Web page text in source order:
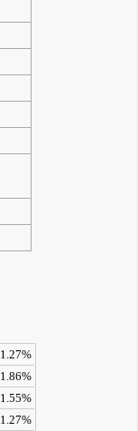
1.27%
1.86%
1.55%
1.27%